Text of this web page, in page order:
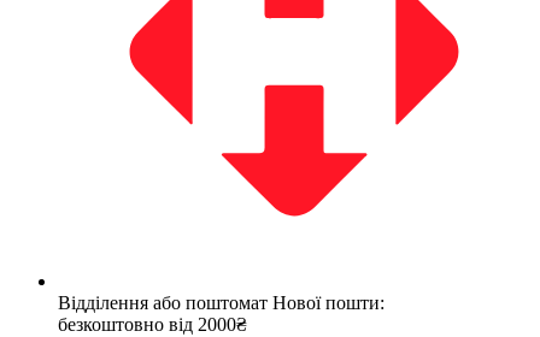
Відділення або поштомат Нової пошти:
безкоштовно від 2000₴